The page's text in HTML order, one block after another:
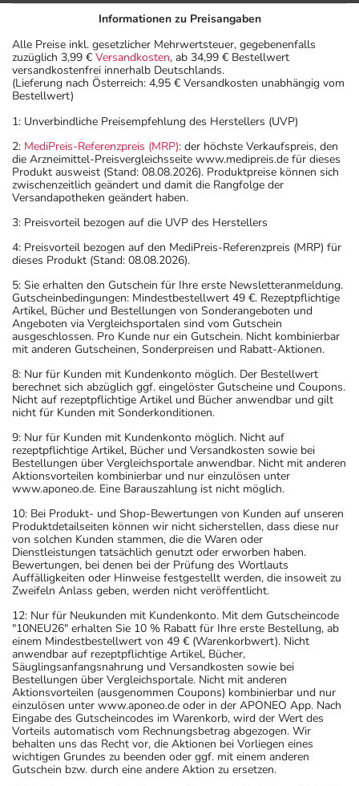
Informationen zu Preisangaben
Alle Preise inkl. gesetzlicher Mehrwertsteuer, gegebenenfalls
zuzüglich 3,99 € Versandkosten, ab 34,99 € Bestellwert
versandkostenfrei innerhalb Deutschlands.
(Lieferung nach Österreich: 4,95 € Versandkosten unabhängig vom
Bestellwert)
1: Unverbindliche Preisempfehlung des Herstellers (UVP)
2: MediPreis-Referenzpreis (MRP): der höchste Verkaufspreis, den
die Arzneimittel-Preisvergleichsseite www.medipreis.de für dieses
Produkt ausweist (Stand: 08.08.2026). Produktpreise können sich
zwischenzeitlich geändert und damit die Rangfolge der
Versandapotheken geändert haben.
3: Preisvorteil bezogen auf die UVP des Herstellers
4: Preisvorteil bezogen auf den MediPreis-Referenzpreis (MRP) für
dieses Produkt (Stand: 08.08.2026).
5: Sie erhalten den Gutschein für Ihre erste Newsletteranmeldung.
Gutscheinbedingungen: Mindestbestellwert 49 €. Rezeptpflichtige
Artikel, Bücher und Bestellungen von Sonderangeboten und
Angeboten via Vergleichsportalen sind vom Gutschein
ausgeschlossen. Pro Kunde nur ein Gutschein. Nicht kombinierbar
mit anderen Gutscheinen, Sonderpreisen und Rabatt-Aktionen.
8: Nur für Kunden mit Kundenkonto möglich. Der Bestellwert
berechnet sich abzüglich ggf. eingelöster Gutscheine und Coupons.
Nicht auf rezeptpflichtige Artikel und Bücher anwendbar und gilt
nicht für Kunden mit Sonderkonditionen.
9: Nur für Kunden mit Kundenkonto möglich. Nicht auf
rezeptpflichtige Artikel, Bücher und Versandkosten sowie bei
Bestellungen über Vergleichsportale anwendbar. Nicht mit anderen
Aktionsvorteilen kombinierbar und nur einzulösen unter
www.aponeo.de. Eine Barauszahlung ist nicht möglich.
10: Bei Produkt- und Shop-Bewertungen von Kunden auf unseren
Produktdetailseiten können wir nicht sicherstellen, dass diese nur
von solchen Kunden stammen, die die Waren oder
Dienstleistungen tatsächlich genutzt oder erworben haben.
Bewertungen, bei denen bei der Prüfung des Wortlauts
Auffälligkeiten oder Hinweise festgestellt werden, die insoweit zu
Zweifeln Anlass geben, werden nicht veröffentlicht.
12: Nur für Neukunden mit Kundenkonto. Mit dem Gutscheincode
"10NEU26" erhalten Sie 10 % Rabatt für Ihre erste Bestellung, ab
einem Mindestbestellwert von 49 € (Warenkorbwert). Nicht
anwendbar auf rezeptpflichtige Artikel, Bücher,
Säuglingsanfangsnahrung und Versandkosten sowie bei
Bestellungen über Vergleichsportale. Nicht mit anderen
Aktionsvorteilen (ausgenommen Coupons) kombinierbar und nur
einzulösen unter www.aponeo.de oder in der APONEO App. Nach
Eingabe des Gutscheincodes im Warenkorb, wird der Wert des
Vorteils automatisch vom Rechnungsbetrag abgezogen. Wir
behalten uns das Recht vor, die Aktionen bei Vorliegen eines
wichtigen Grundes zu beenden oder ggf. mit einem anderen
Gutschein bzw. durch eine andere Aktion zu ersetzen.